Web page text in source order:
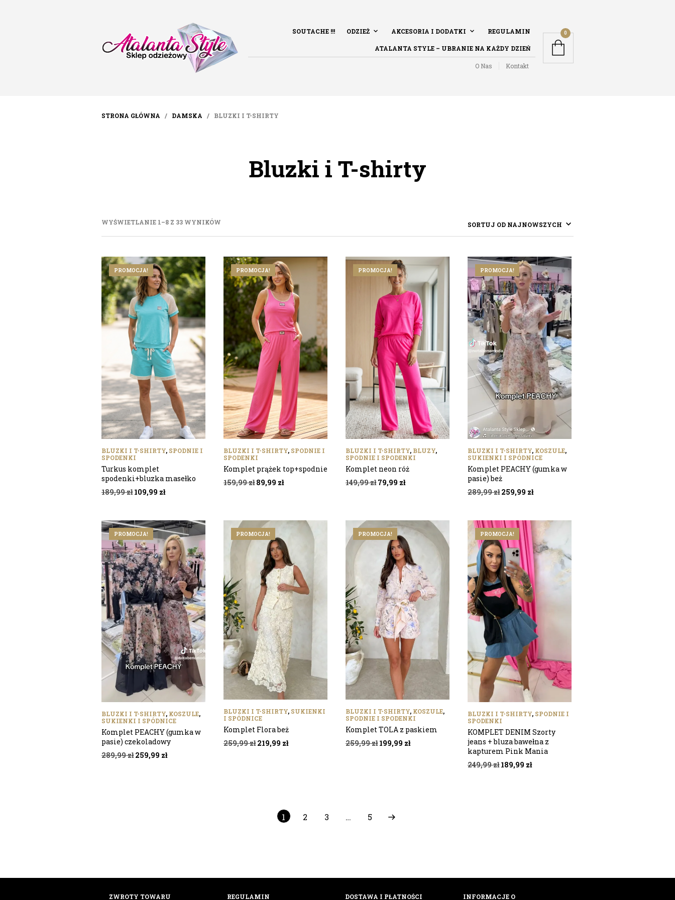
SOUTACHE !!! ODZIEŻ AKCESORIA I DODATKI REGULAMIN
ATALANTA STYLE – UBRANIE NA KAŻDY DZIEŃ
O Nas Kontakt
0
STRONA GŁÓWNA / DAMSKA / BLUZKI I T-SHIRTY
Bluzki i T-shirty
WYŚWIETLANIE 1–8 Z 33 WYNIKÓW
NAJNOWSZYCH
PROMOCJA!
BLUZKI I T-SHIRTY, SPODNIE I
SPODENKI
Turkus komplet
spodenki+bluzka masełko
189,99zł Pierwotna
189,99 zł.
109,99 złAktualna
109,99 zł.
PROMOCJA!
BLUZKI I T-SHIRTY, SPODNIE I
SPODENKI
Komplet prążek top+spodnie
159,99zł Pierwotna
89,99 złAktualna
PROMOCJA!
BLUZKI I T-SHIRTY, BLUZY,
SPODNIE I SPODENKI
Komplet neon róż
149,99zł Pierwotna
79,99 złAktualna
PROMOCJA!
BLUZKI I T-SHIRTY, KOSZULE,
SUKIENKI I SPÓDNICE
Komplet PEACHY (gumka w
pasie) beż
289,99zł Pierwotna
289,99 zł.
259,99 złAktualna
259,99 zł.
PROMOCJA!
BLUZKI I T-SHIRTY, KOSZULE,
SUKIENKI I SPÓDNICE
Komplet PEACHY (gumka w
pasie) czekoladowy
289,99zł Pierwotna
259,99 złAktualna
PROMOCJA!
BLUZKI I T-SHIRTY, SUKIENKI
I SPÓDNICE
Komplet Flora beż
259,99zł Pierwotna
219,99 złAktualna
PROMOCJA!
BLUZKI I T-SHIRTY, KOSZULE,
SPODNIE I SPODENKI
Komplet TOLA z paskiem
259,99zł Pierwotna
199,99 złAktualna
PROMOCJA!
BLUZKI I T-SHIRTY, SPODNIE I
SPODENKI
KOMPLET DENIM Szorty
jeans + bluza bawełna z
kapturem Pink Mania
249,99zł Pierwotna
189,99 złAktualna
1 2 3 … 5
ZWROTY TOWARU REGULAMIN DOSTAWA I PŁATNOŚCI
INFORMACJE O